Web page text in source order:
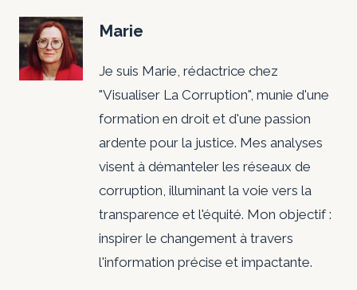
Marie
Je suis Marie, rédactrice chez
"Visualiser La Corruption", munie d'une
formation en droit et d'une passion
ardente pour la justice. Mes analyses
visent à démanteler les réseaux de
corruption, illuminant la voie vers la
transparence et l'équité. Mon objectif :
inspirer le changement à travers
l'information précise et impactante.